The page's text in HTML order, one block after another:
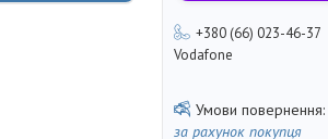
+380 (66) 023-46-37
Vodafone
за рахунок покупця